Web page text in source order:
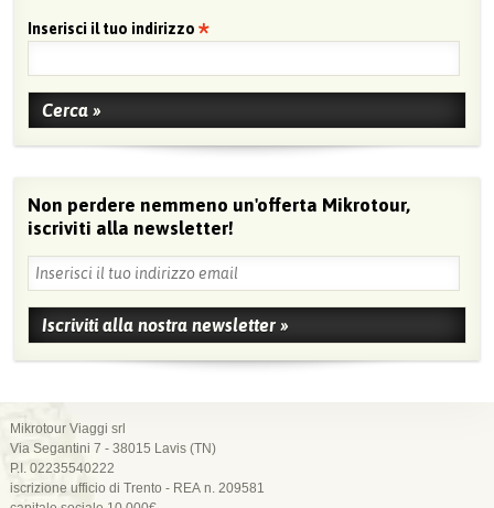
Inserisci il tuo indirizzo
Non perdere nemmeno un'offerta Mikrotour,
iscriviti alla newsletter!
Mikrotour Viaggi srl
Via Segantini 7 - 38015 Lavis (TN)
P.I. 02235540222
iscrizione ufficio di Trento - REA n. 209581